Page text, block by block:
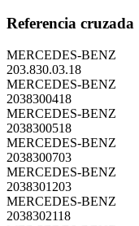
Referencia cruzada
MERCEDES-BENZ
203.830.03.18
MERCEDES-BENZ
2038300418
MERCEDES-BENZ
2038300518
MERCEDES-BENZ
2038300703
MERCEDES-BENZ
2038301203
MERCEDES-BENZ
2038302118